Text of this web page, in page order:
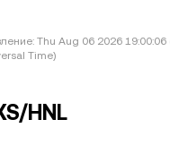
Thu Aug 06 2026 19:00:06
Time)
HNL